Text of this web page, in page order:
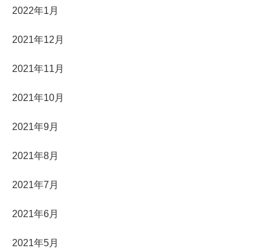
2022年1月
2021年12月
2021年11月
2021年10月
2021年9月
2021年8月
2021年7月
2021年6月
2021年5月